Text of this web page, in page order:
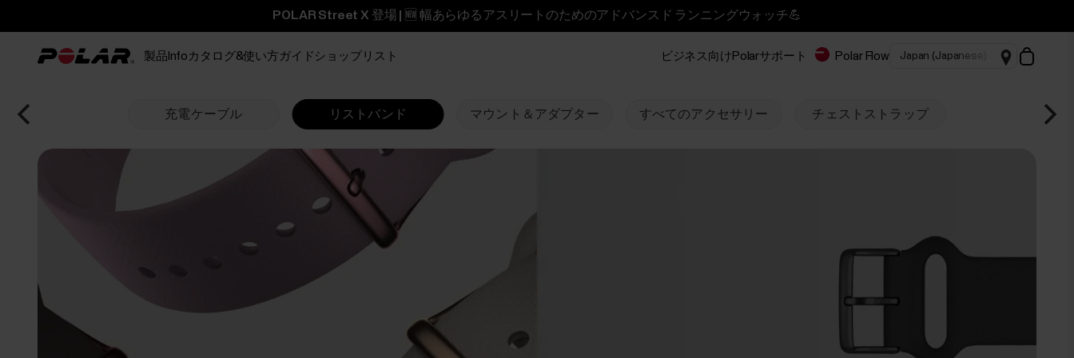
POLAR Street X 登場 | 🆕 幅あらゆるアスリートのためのアドバンスド ランニングウォッチ💪
製品 Info カタログ&使い方ガイド ショップリスト ビジネス向けPolarサポート Polar Flow
充電ケーブル リストバンド マウント＆アダプター すべてのアクセサリー チェストストラップ